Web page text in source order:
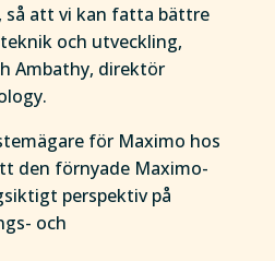
så att vi kan fatta bättre
och utveckling,
Ambathy, direktör
för Maximo hos
den förnyade Maximo-
perspektiv på
och